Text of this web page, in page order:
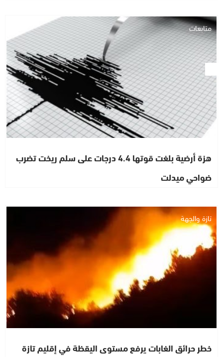
متابعات
هزة أرضية بلغت قوتها 4.4 درجات على سلم ريخت تضرب
ضواحي ميدلت
تازة والجهة
خطر حرائق الغابات يرفع مستوى اليقظة في إقليم تازة